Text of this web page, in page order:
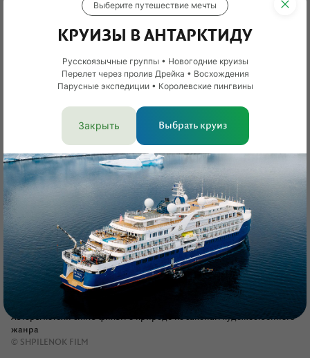
раздумывали над созданием лисьего мини‑сериала,
Зато в планах следующий проект — о жизни
медвежонка, который постоянно докучает маме.
Авторы хотели снять фильм о природе по законам художественного
жанра
© SHPILENOK FILM
Выберите путешествие мечты
КРУИЗЫ В АНТАРКТИДУ
Русскоязычные группы • Новогодние круизы
Перелет через пролив Дрейка • Восхождения
Парусные экспедиции • Королевские пингвины
Закрыть Выбрать круиз